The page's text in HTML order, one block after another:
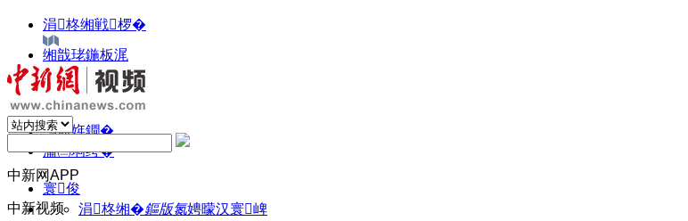
涓柊缃戦椤�
缃戠珯鍦板浘
浼佷笟閭
涓浗鎼滅储
绉诲姩鐗�
瀹㈡埛绔�
寰俊
涓柊缃�鏂版氮娉曚汉寰崥
中新网APP
中新视频